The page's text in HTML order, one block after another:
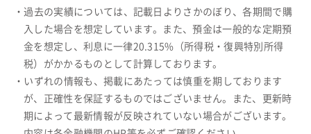
・過去の実績については、記載日よりさかのぼり、各期間で購
入した場合を想定しています。また、預金は一般的な定期預
金を想定し、利息に一律20.315%（所得税・復興特別所得
税）がかかるものとして計算しております。
・いずれの情報も、掲載にあたっては慎重を期しております
が、正確性を保証するものではございません。また、更新時
期によって最新情報が反映されていない場合がございます。